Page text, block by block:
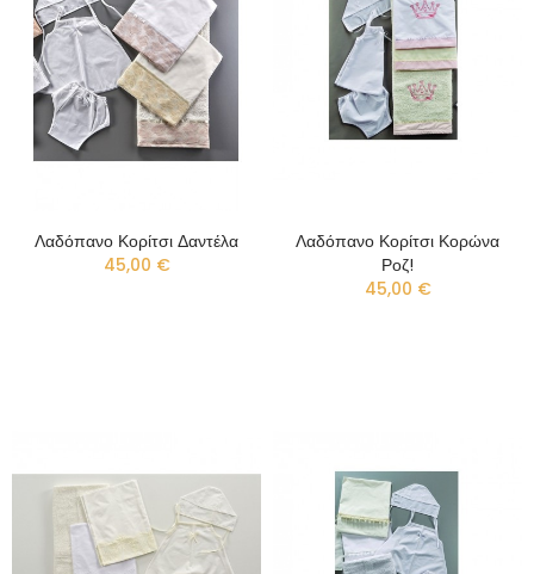
Λαδόπανο Κορίτσι Δαντέλα
45,00 €
Λαδόπανο Κορίτσι Κορώνα
Ροζ!
45,00 €